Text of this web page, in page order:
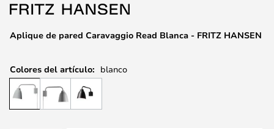
galería
imágenes
Aplique de pared Caravaggio Read Blanca - FRITZ HANSEN
Colores del artículo: blanco